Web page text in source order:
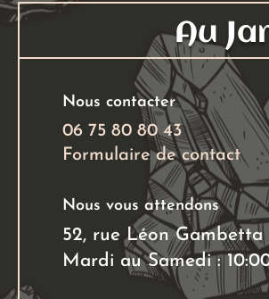
la
du
Au
Nous contacter
06 75 80 80 43
Formulaire de contact
Nous vous attendons
52, rue Léon Gambetta
Mardi au Samedi :